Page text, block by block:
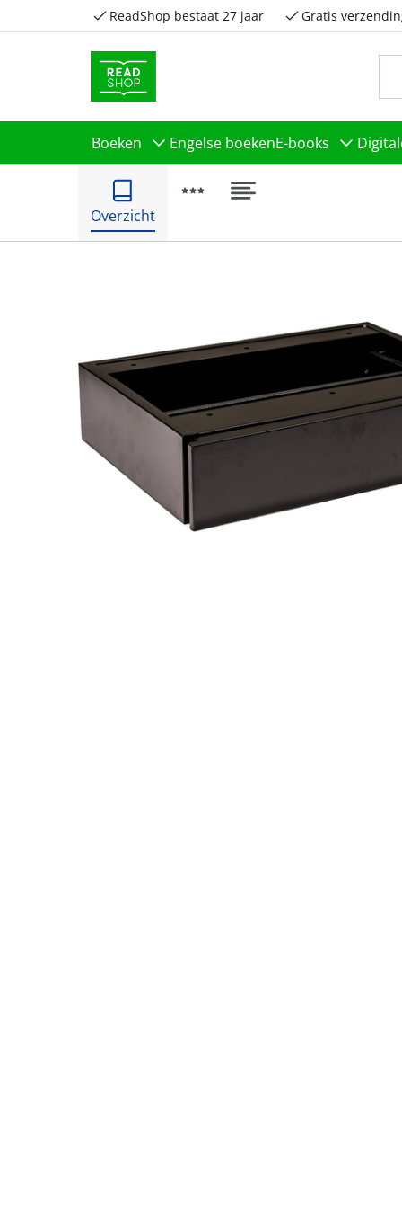
ReadShop bestaat 27 jaar Gratis
Boeken Engelse boekenE-books
Overzicht